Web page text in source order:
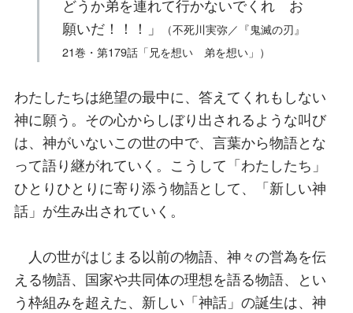
どうか弟を連れて行かないでくれ お
願いだ！！！」
（不死川実弥／『鬼滅の刃』
21巻・第179話「兄を想い 弟を想い」）
わたしたちは絶望の最中に、答えてくれもしない
神に願う。その心からしぼり出されるような叫び
は、神がいないこの世の中で、言葉から物語とな
って語り継がれていく。こうして「わたしたち」
ひとりひとりに寄り添う物語として、「新しい神
話」が生み出されていく。
人の世がはじまる以前の物語、神々の営為を伝
える物語、国家や共同体の理想を語る物語、とい
う枠組みを超えた、新しい「神話」の誕生は、神